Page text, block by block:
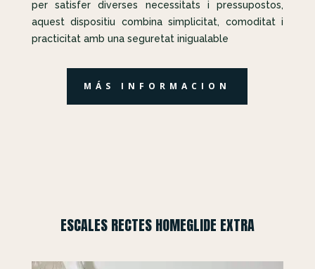
per satisfer diverses necessitats i pressupostos,
aquest dispositiu combina simplicitat, comoditat i
practicitat amb una seguretat inigualable
MÁS INFORMACION
ESCALES RECTES HOMEGLIDE EXTRA